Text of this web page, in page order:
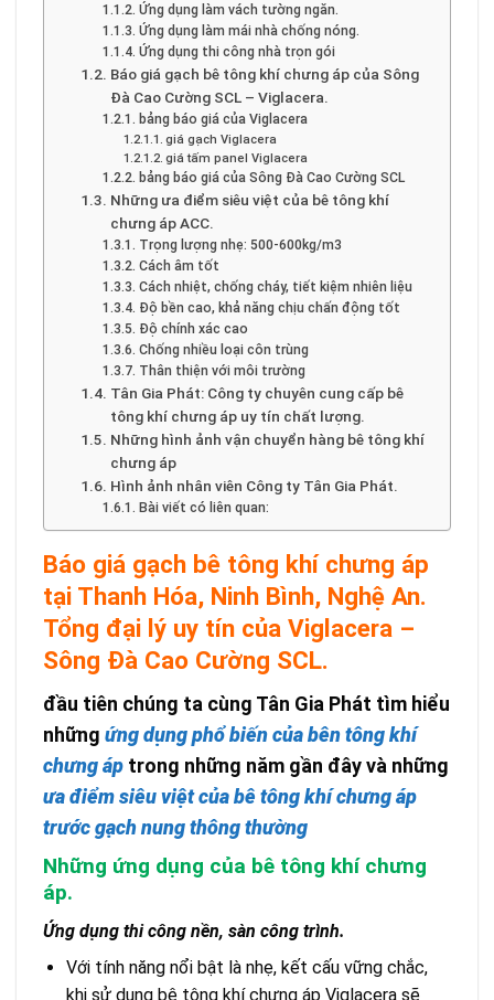
Ứng dụng làm vách tường ngăn.
Ứng dụng làm mái nhà chống nóng.
Ứng dụng thi công nhà trọn gói
Báo giá gạch bê tông khí chưng áp của Sông
Đà Cao Cường SCL – Viglacera.
bảng báo giá của Viglacera
giá gạch Viglacera
giá tấm panel Viglacera
bảng báo giá của Sông Đà Cao Cường SCL
Những ưa điểm siêu việt của bê tông khí
chưng áp ACC.
Trọng lượng nhẹ: 500-600kg/m3
Cách âm tốt
Cách nhiệt, chống cháy, tiết kiệm nhiên liệu
Độ bền cao, khả năng chịu chấn động tốt
Độ chính xác cao
Chống nhiều loại côn trùng
Thân thiện với môi trường
Tân Gia Phát: Công ty chuyên cung cấp bê
tông khí chưng áp uy tín chất lượng.
Những hình ảnh vận chuyển hàng bê tông khí
chưng áp
Hình ảnh nhân viên Công ty Tân Gia Phát.
Bài viết có liên quan:
Báo giá gạch bê tông khí chưng áp
tại Thanh Hóa, Ninh Bình, Nghệ An.
Tổng đại lý uy tín của Viglacera –
Sông Đà Cao Cường SCL.
đầu tiên chúng ta cùng Tân Gia Phát tìm hiểu
những ứng dụng phổ biến của bên tông khí
chưng áp trong những năm gần đây và những
ưa điểm siêu việt của bê tông khí chưng áp
trước gạch nung thông thường
Những ứng dụng của bê tông khí chưng
áp.
Ứng dụng thi công nền, sàn công trình.
Với tính năng nổi bật là nhẹ, kết cấu vững chắc,
khi sử dụng bê tông khí chưng áp Viglacera sẽ